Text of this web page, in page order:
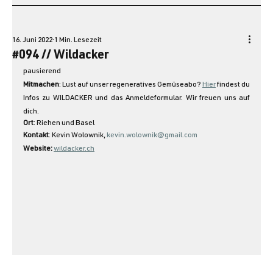
#094 // Wildacker
16. Juni 2022 1 Min. Lesezeit
pausierend
Mitmachen: Lust auf unser regeneratives Gemüseabo? Hier findest du
Infos zu WILDACKER und das Anmeldeformular. Wir freuen uns auf
dich.
Ort: Riehen und Basel
Kontakt: Kevin Wolownik, kevin.wolownik@gmail.com
Website: wildacker.ch